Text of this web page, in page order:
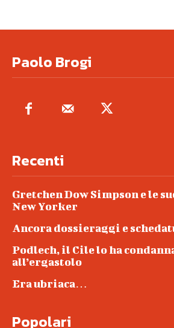
Paolo Brogi
Recenti
Gretchen Dow Simpson e le
New Yorker
Ancora dossieraggi e
Podlech, il Cile lo ha
all’ergastolo
Era ubriaca…
Popolari